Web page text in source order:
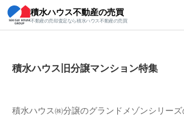
積水ハウス不動産の売買
不動産の売却査定なら積水ハウス不動産の売買
積水ハウス旧分譲マンショ
積水ハウス旧分譲マンション特集
積水ハウス㈱分譲のグランドメゾンシリーズ